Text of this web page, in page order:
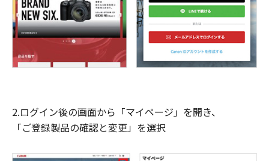
2.ログイン後の画面から「マイページ」を開き、
「ご登録製品の確認と変更」を選択